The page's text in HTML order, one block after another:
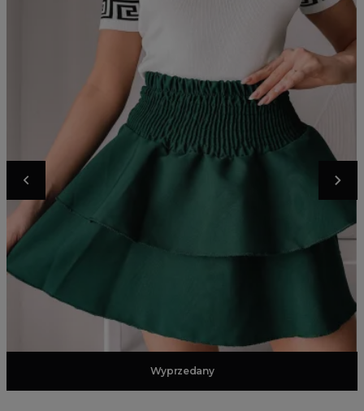
Dodaj do koszyka
Wyprzedany